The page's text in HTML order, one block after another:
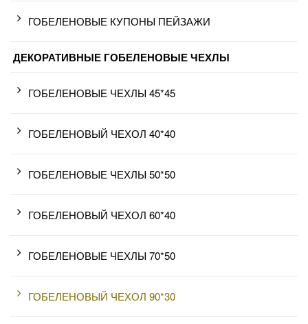
ГОБЕЛЕНОВЫЕ КУПОНЫ ПЕЙЗАЖИ
ДЕКОРАТИВНЫЕ ГОБЕЛЕНОВЫЕ ЧЕХЛЫ
ГОБЕЛЕНОВЫЕ ЧЕХЛЫ 45*45
ГОБЕЛЕНОВЫЙ ЧЕХОЛ 40*40
ГОБЕЛЕНОВЫЕ ЧЕХЛЫ 50*50
ГОБЕЛЕНОВЫЙ ЧЕХОЛ 60*40
ГОБЕЛЕНОВЫЕ ЧЕХЛЫ 70*50
ГОБЕЛЕНОВЫЙ ЧЕХОЛ 90*30